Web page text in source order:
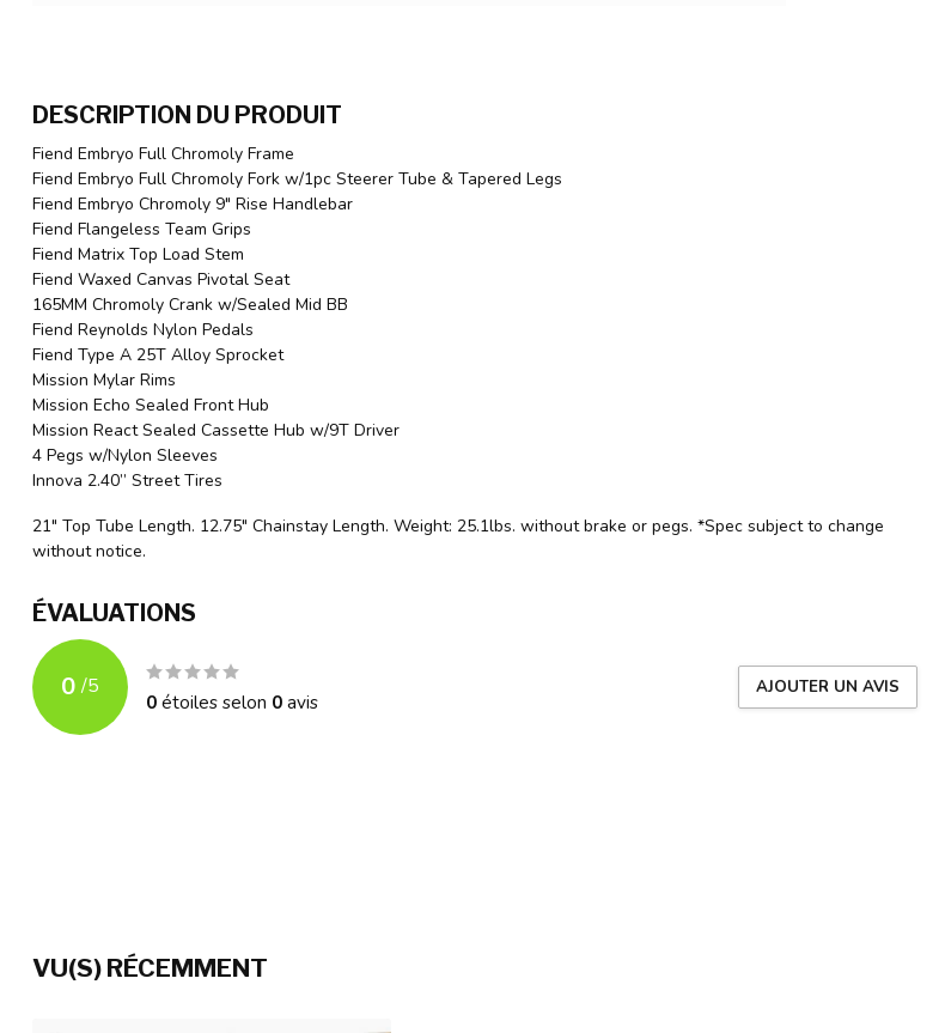
DESCRIPTION DU PRODUIT
Fiend Embryo Full Chromoly Frame
Fiend Embryo Full Chromoly Fork w/1pc Steerer Tube & Tapered Legs
Fiend Embryo Chromoly 9" Rise Handlebar
Fiend Flangeless Team Grips
Fiend Matrix Top Load Stem
Fiend Waxed Canvas Pivotal Seat
165MM Chromoly Crank w/Sealed Mid BB
Fiend Reynolds Nylon Pedals
Fiend Type A 25T Alloy Sprocket
Mission Mylar Rims
Mission Echo Sealed Front Hub
Mission React Sealed Cassette Hub w/9T Driver
4 Pegs w/Nylon Sleeves
Innova 2.40” Street Tires
21" Top Tube Length. 12.75" Chainstay Length. Weight: 25.1lbs. without brake or pegs. *Spec subject to change
without notice.
ÉVALUATIONS
0 /5
0étoiles selon 0avis
AJOUTER UN AVIS
VU(S) RÉCEMMENT